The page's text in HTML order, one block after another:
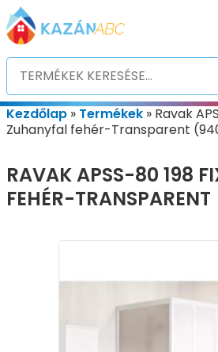
Kezdőlap » Termékek » Ravak
Zuhanyfal fehér-Transparent
RAVAK APSS-80 198
FEHÉR-